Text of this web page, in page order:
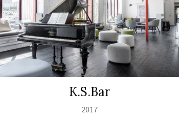
K.S.Bar
2017